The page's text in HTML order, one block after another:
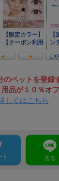
のペットを登録
品が１０％オ
しくはこちら
ト 送る